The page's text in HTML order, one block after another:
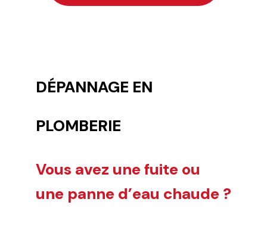
DÉPANNAGE EN
PLOMBERIE
Vous avez une fuite ou
une panne d’eau chaude ?